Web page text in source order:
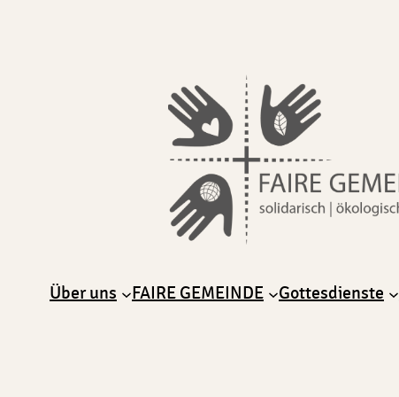
Über uns FAIRE GEMEINDE Gottesdienste